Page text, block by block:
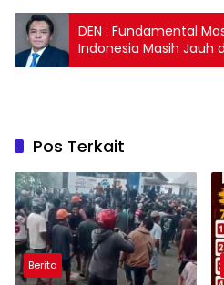
DEN : Fundamental
Indonesia Masih Jauh
Pos Terkait
Berita